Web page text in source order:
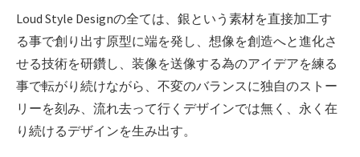
Loud Style Designの全ては、銀という素材を直接加工す
る事で創り出す原型に端を発し、想像を創造へと進化さ
せる技術を研鑽し、装像を送像する為のアイデアを練る
事で転がり続けながら、不変のバランスに独自のストー
リーを刻み、流れ去って行くデザインでは無く、永く在
り続けるデザインを生み出す。